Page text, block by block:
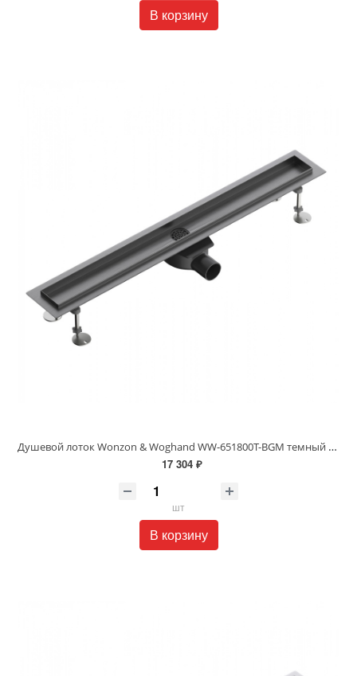
В корзину
Душевой лоток Wonzon & Woghand WW-651800T-BGM темный графит
17 304 ₽
шт
В корзину